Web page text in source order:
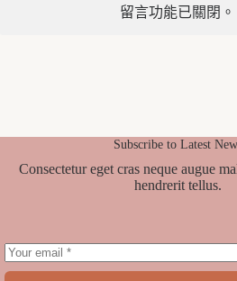
留言功能已關閉。
Subscribe to Latest
Consectetur eget cras neque augue
hendrerit tellus.